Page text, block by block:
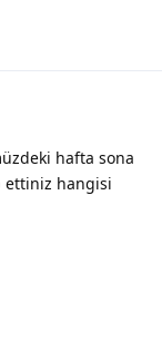
hafta sona
ettiniz hangisi